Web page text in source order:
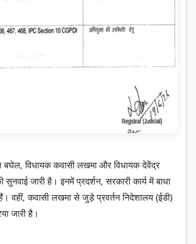
बघेल, विधायक कवासी लखमा और विधायक देवेंद्र
जारी है। इनमें प्रदर्शन, सरकारी कार्य में बाधा
वहीं, कवासी लखमा से जुड़े प्रवर्तन निदेशालय (ईडी)
जारी है।